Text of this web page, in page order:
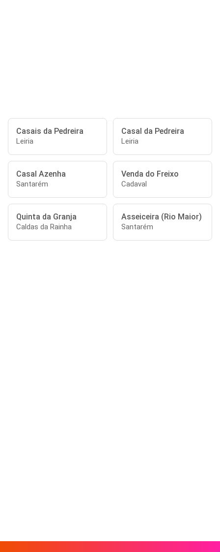
Casais da Pedreira
Leiria
Casal da Pedreira
Leiria
Casal Azenha
Santarém
Venda do Freixo
Cadaval
Quinta da Granja
Caldas da Rainha
Asseiceira (Rio Maior)
Santarém